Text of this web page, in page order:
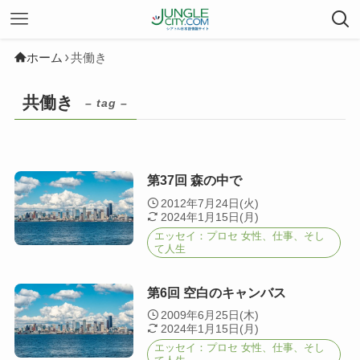
ホーム 共働き
共働き – tag –
第37回 森の中で
2012年7月24日(火)
2024年1月15日(月)
エッセイ：プロセ 女性、仕事、そし
て人生
第6回 空白のキャンバス
2009年6月25日(木)
2024年1月15日(月)
エッセイ：プロセ 女性、仕事、そし